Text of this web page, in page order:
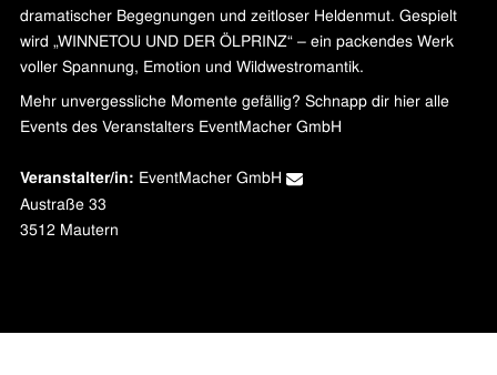
dramatischer Begegnungen und zeitloser Heldenmut. Gespielt
wird „WINNETOU UND DER ÖLPRINZ“ – ein packendes Werk
voller Spannung, Emotion und Wildwestromantik.
Mehr unvergessliche Momente gefällig? Schnapp dir hier alle
Events des Veranstalters EventMacher GmbH
Veranstalter/in: EventMacher GmbH
Austraße 33